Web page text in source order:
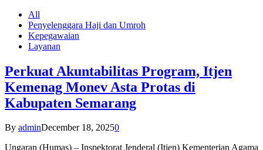
All
Penyelenggara Haji dan Umroh
Kepegawaian
Layanan
Perkuat Akuntabilitas Program, Itjen
Kemenag Monev Asta Protas di
Kabupaten Semarang
By adminDecember 18, 20250
Ungaran (Humas) – Inspektorat Jenderal (Itjen) Kementerian Agama